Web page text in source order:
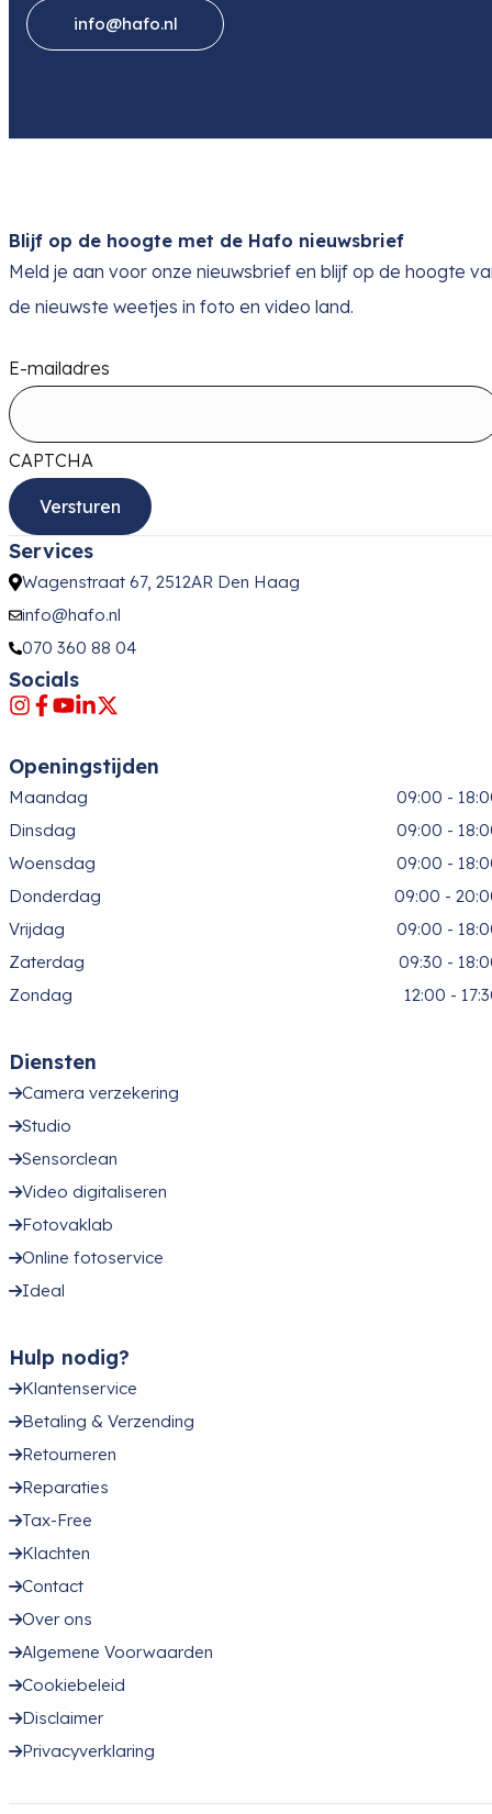
info@hafo.nl
Blijf op de hoogte met de Hafo nieuwsbrief
Meld je aan voor onze nieuwsbrief en blijf op de hoogte
de nieuwste weetjes in foto en video land.
E-mailadres
CAPTCHA
Services
Wagenstraat 67, 2512AR Den Haag
info@hafo.nl
070 360 88 04
Socials
Openingstijden
Maandag
09:00 -
Dinsdag
09:00 -
Woensdag
09:00 -
Donderdag
09:00 -
Vrijdag
09:00 -
Zaterdag
09:30 -
Zondag
12:00 -
Diensten
Camera verzekering
Studio
Sensorclean
Video digitaliseren
Fotovaklab
Online fotoservice
Ideal
Hulp nodig?
Klantenservice
Betaling & Verzending
Retourneren
Reparaties
Tax-Free
Klachten
Contact
Over ons
Algemene Voorwaarden
Cookiebeleid
Disclaimer
Privacyverklaring